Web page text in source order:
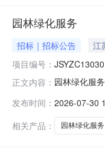
园林绿化服务
招标｜招标公告 江
项目编号：
正文内容： 园林绿化服
发布时间： 2026-07-30
相关产品：
园林绿化服务